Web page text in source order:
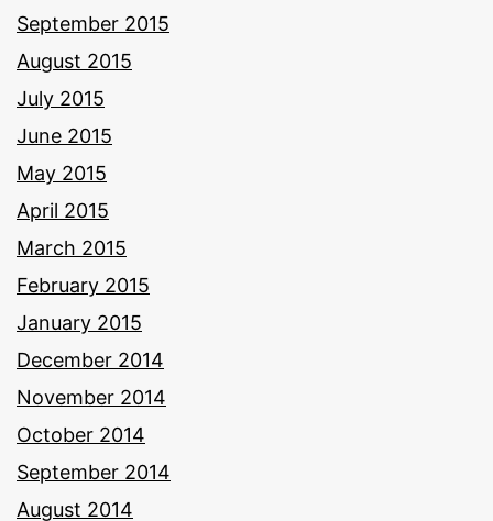
September 2015
August 2015
July 2015
June 2015
May 2015
April 2015
March 2015
February 2015
January 2015
December 2014
November 2014
October 2014
September 2014
August 2014